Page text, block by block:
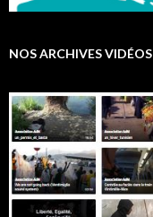
NOS ARCHIVES VIDÉOS